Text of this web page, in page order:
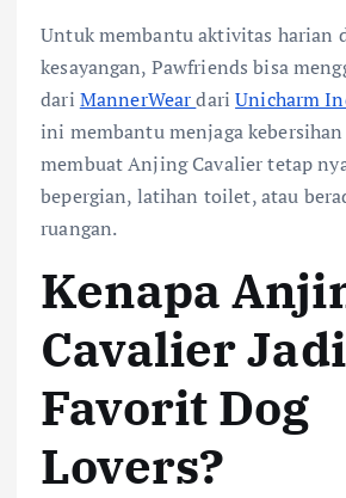
Untuk membantu aktivitas harian
kesayangan, Pawfriends bisa
dari MannerWeardariUnicharm
ini membantu menjaga
membuat Anjing Cavalier tetap
bepergian, latihan toilet, atau
ruangan.
Kenapa
Cavalier Jadi
Favorit Dog
Lovers?